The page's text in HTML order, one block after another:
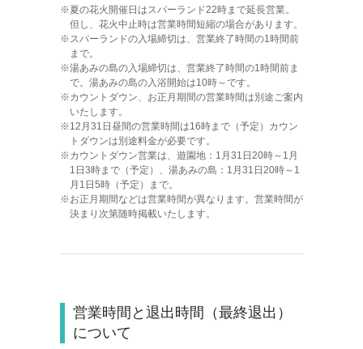
夏の花火開催日はスパーランド22時まで延長営業。
但し、花火中止時は営業時間短縮の場合があります。
スパーランドの入場締切は、営業終了時間の1時間前
まで。
湯あみの島の入場締切は、営業終了時間の1時間前ま
で。湯あみの島の入浴開始は10時～です。
カウントダウン、お正月期間の営業時間は別途ご案内
いたします。
12月31日昼間の営業時間は16時まで（予定）カウン
トダウンは別途料金が必要です。
カウントダウン営業は、遊園地：1月31日20時～1月
1日3時まで（予定）、湯あみの島：1月31日20時～1
月1日5時（予定）まで。
お正月期間などは営業時間が異なります。営業時間が
決まり次第随時掲載いたします。
営業時間と退出時間（最終退出）
について